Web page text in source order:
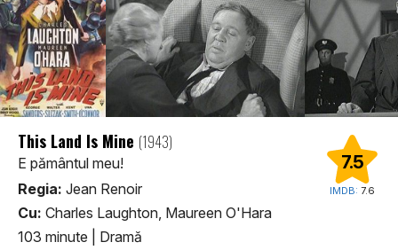
7.5
IMDB: 7.6
This Land Is Mine (1943)
E pământul meu!
Regia: Jean Renoir
Cu: Charles Laughton, Maureen O'Hara
103 minute
Dramă